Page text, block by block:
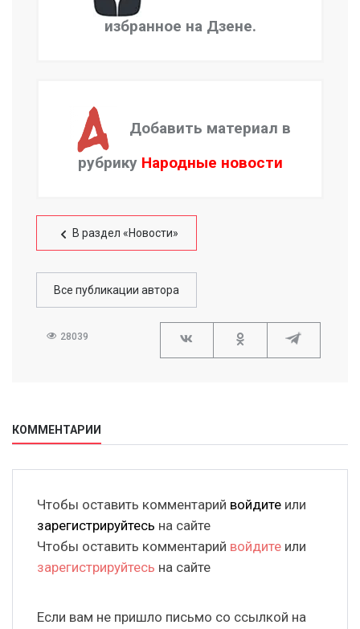
избранное на Дзене.
Добавить материал в
рубрику Народные новости
В раздел «Новости»
Все публикации автора
28039
КОММЕНТАРИИ
Чтобы оставить комментарий войдите или
зарегистрируйтесь на сайте
Чтобы оставить комментарий войдите или
зарегистрируйтесь на сайте
Если вам не пришло письмо со ссылкой на